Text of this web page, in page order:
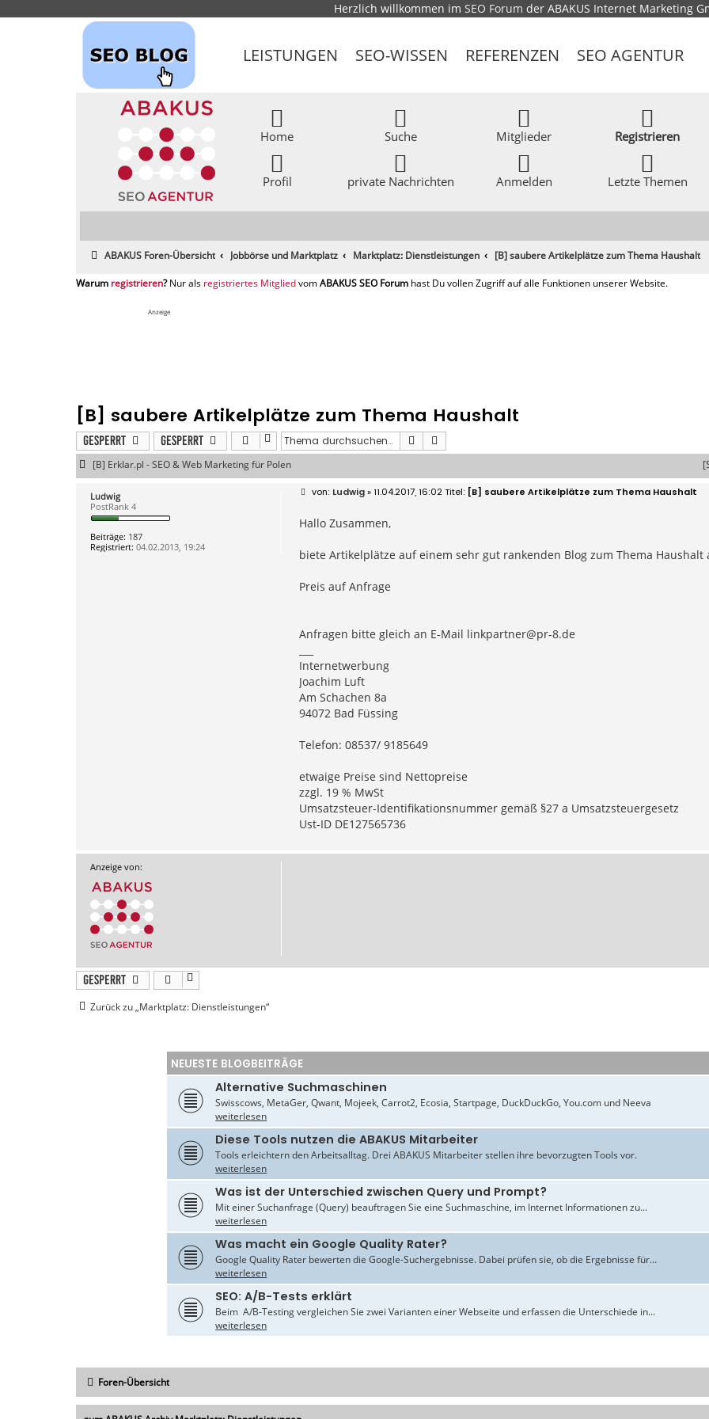
Herzlich willkommen im SEO Forum der ABAKUS Internet Marketing
LEISTUNGEN SEO-WISSEN REFERENZEN SEO AGENTUR
Home
Profil
Suche
private Nachrichten
Mitglieder
Anmelden
Registrieren
Letzte Themen
ABAKUS Foren-Übersicht Jobbörse und Marktplatz Marktplatz: Dienstleistungen [B] saubere Artikelplätze zum Thema Haushalt
registrieren registriertes Mitglied
Anzeige
[B] saubere Artikelplätze zum Thema Haushalt
Gesperrt Gesperrt Suche
[B] Erklar.pl - SEO & Web Marketing für Polen
Ludwig
PostRank 4
Beiträge: 187
Registriert: 04.02.2013, 19:24
B
t
g
Ludwig» 11.04.2017, 16:02 [B] saubere Artikelplätze zum Thema Haushalt
Hallo Zusammen,
biete Artikelplätze auf einem sehr gut rankenden Blog zum Thema Haushalt
Preis auf Anfrage
Anfragen bitte gleich an E-Mail linkpartner@pr-8.de
Internetwerbung
Joachim Luft
Am Schachen 8a
94072 Bad Füssing
Telefon: 08537/ 9185649
etwaige Preise sind Nettopreise
zzgl. 19 % MwSt
Umsatzsteuer-Identifikationsnummer gemäß §27 a Umsatzsteuergesetz
Ust-ID DE127565736
Anzeige von:
Gesperrt
Zurück zu „Marktplatz: Dienstleistungen“
NEUESTE BLOGBEITRÄGE
Alternative Suchmaschinen
Swisscows, MetaGer, Qwant, Mojeek, Carrot2, Ecosia, Startpage, DuckDuckGo, You.com und Neeva
weiterlesen
Diese Tools nutzen die ABAKUS Mitarbeiter
Tools erleichtern den Arbeitsalltag. Drei ABAKUS Mitarbeiter stellen ihre bevorzugten Tools vor.
weiterlesen
Was ist der Unterschied zwischen Query und Prompt?
Mit einer Suchanfrage (Query) beauftragen Sie eine Suchmaschine, im Internet Informationen zu...
weiterlesen
Was macht ein Google Quality Rater?
Google Quality Rater bewerten die Google-Suchergebnisse. Dabei prüfen sie, ob die Ergebnisse für...
weiterlesen
SEO: A/B-Tests erklärt
Beim A/B-Testing vergleichen Sie zwei Varianten einer Webseite und erfassen die Unterschiede in...
weiterlesen
Foren-Übersicht